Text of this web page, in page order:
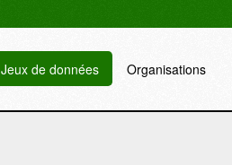
Jeux de données Organisations